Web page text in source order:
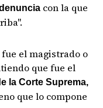
con la que
el magistrado o
que fue el
la Corte Suprema,
que lo compone